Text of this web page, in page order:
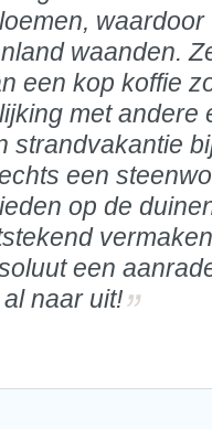
waardoor
waanden.
een kop koffie
met andere
strandvakantie
een
op de
een
naar uit!